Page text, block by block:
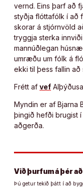
vernd. Eins þarf að
styðja flóttafólk í að
skorar á stjórnvöld
tryggja sterka
mannúðlegan
umræðu um fólk á
ekki til þess fallin
Frétt af vef
Myndin er af Bjarna
þingið hefði brugist
aðgerða.
Við þurfum á þér
Þú getur tekið þátt í að